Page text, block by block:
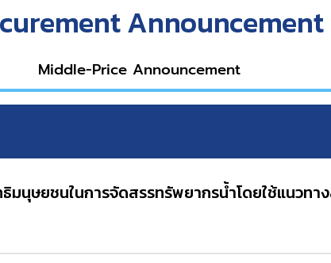
Announcement
Middle-Price Announcement
ธิมนุษยชนในการจัดสรรทรัพยากรน้ำโดยใช้แนว